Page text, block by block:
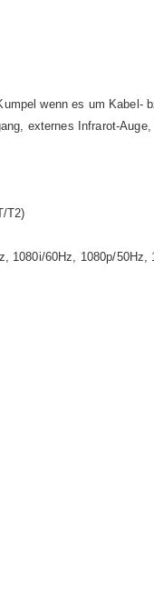
wenn es um
externes Infrarot-
T2)
1080i/60Hz, 1080p/50Hz,